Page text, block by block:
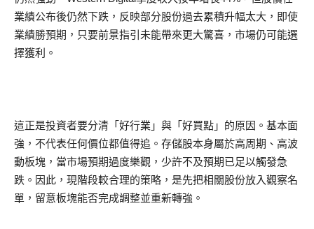
業績公布後仍然下跌，反映部分股份過去累積升幅太大，即使
業績勝預期，只要前景指引未能帶來更大驚喜，市場仍可能選
擇獲利。
這正是投資者要分清「好行業」與「好買點」的原因。基本面
強，不代表任何價位都值得追。存儲股本身屬於高周期、高波
動板塊，當市場預期過度樂觀，少許不及預期已足以觸發急
跌。因此，現階段較合理的策略，是先把相關股份放入觀察名
單，留意板塊能否完成調整並重新轉強。